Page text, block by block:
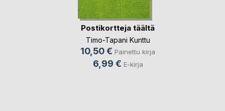
Postikortteja täältä
Timo-Tapani Kunttu
10,50 € Painettu kirja
6,99 € E-kirja